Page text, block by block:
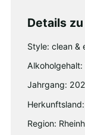
Details
Style: clean &
Alkoholgehalt:
Jahrgang:
Region: